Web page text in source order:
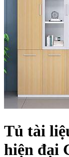
Tủ tài
hiện đại